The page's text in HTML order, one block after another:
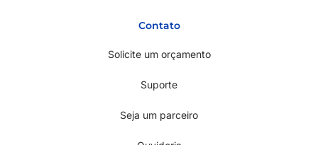
Contato
Solicite um orçamento
Suporte
Seja um parceiro